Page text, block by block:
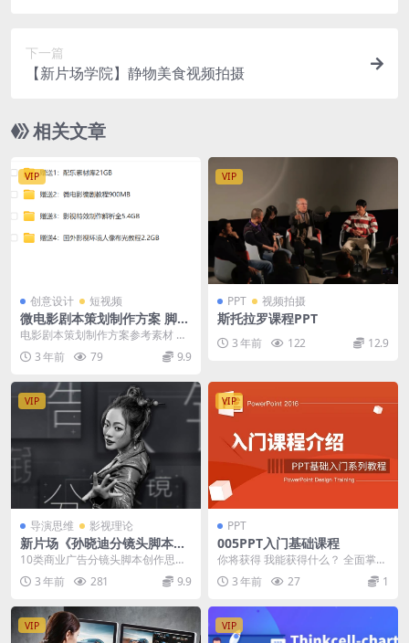
下一篇
【新片场学院】静物美食视频拍摄
相关文章
VIP
创意设计 短视频
微电影剧本策划制作方案 脚本
分镜头招商合作拍摄设计参考
素材
电影剧本策划制作方案参考素材 文
件大小：解压后2.35GB+赠送大量
资源 使用格...
3 年前 79 9.9
VIP
PPT 视频拍摄
斯托拉罗课程PPT
3 年前 122 12.9
VIP
导演思维 影视理论
新片场《孙晓迪分镜头脚本》
掌握10种类型商业广告创作思
10类商业广告分镜头脚本创作思路
在过去的高校教学中，分镜头脚本
创作类的课程较少...
3 年前 281 9.9
VIP
PPT
005PPT入门基础课程
你将获得 我能获得什么？ 全面掌握
PPT软件各种功能操作技巧 掌握PP
T相关的基...
3 年前 27 1
VIP VIP